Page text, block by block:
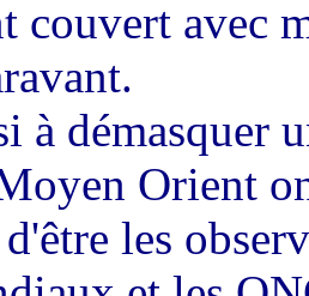
couvert avec
à démasquer
Orient
les